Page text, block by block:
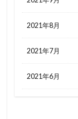
2021年8月
2021年7月
2021年6月